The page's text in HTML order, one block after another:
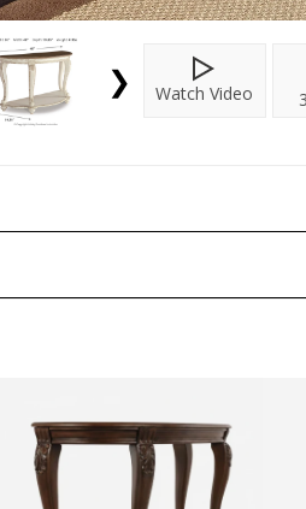
❯ Watch Video